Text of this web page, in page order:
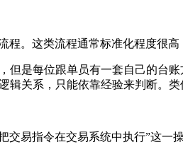
程。这类流程通常标准化程度很高
是每位跟单员有一套自己的台
关系，只能依靠经验来判断。
易指令在交易系统中执行”这